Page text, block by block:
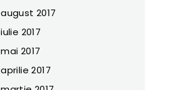
august 2017
iulie 2017
mai 2017
aprilie 2017